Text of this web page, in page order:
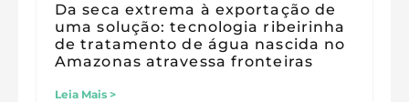
Da seca extrema à exportação de
uma solução: tecnologia ribeirinha
de tratamento de água nascida no
Amazonas atravessa fronteiras
Leia Mais >